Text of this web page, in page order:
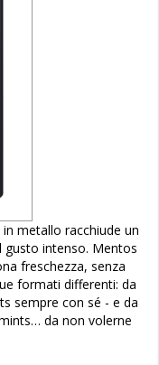
metallo racchiude un
intenso. Mentos
freschezza, senza
formati differenti: da
sempre con sé - e da
da non volerne